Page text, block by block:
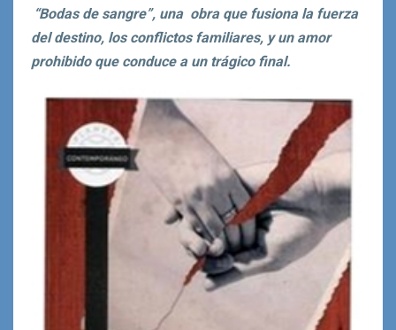
“Bodas de sangre”, una obra que fusiona la fuerza
del destino, los conflictos familiares, y un amor
prohibido que conduce a un trágico final.